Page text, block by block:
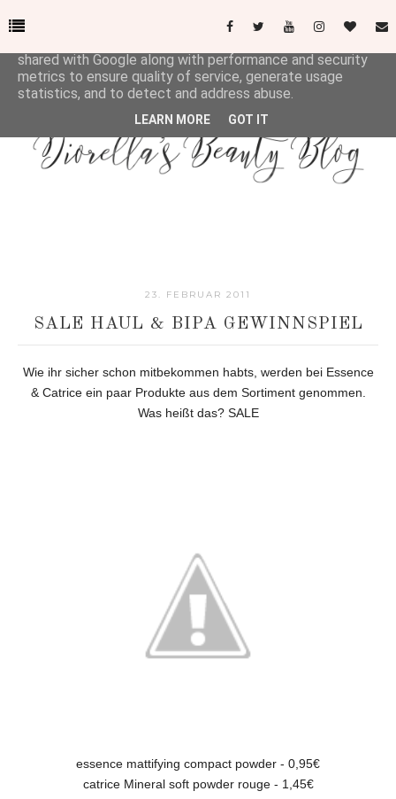
23. FEBRUAR 2011
SALE HAUL & BIPA GEWINNSPIEL
Wie ihr sicher schon mitbekommen habts, werden bei Essence
& Catrice ein paar Produkte aus dem Sortiment genommen.
Was heißt das? SALE
essence mattifying compact powder - 0,95 €
catrice Mineral soft powder rouge - 1,45€
This site uses cookies from Google to deliver its services
shared with Google along with performance and security
metrics to ensure quality of service, generate usage
statistics, and to detect and address abuse.
LEARN MORE GOT IT